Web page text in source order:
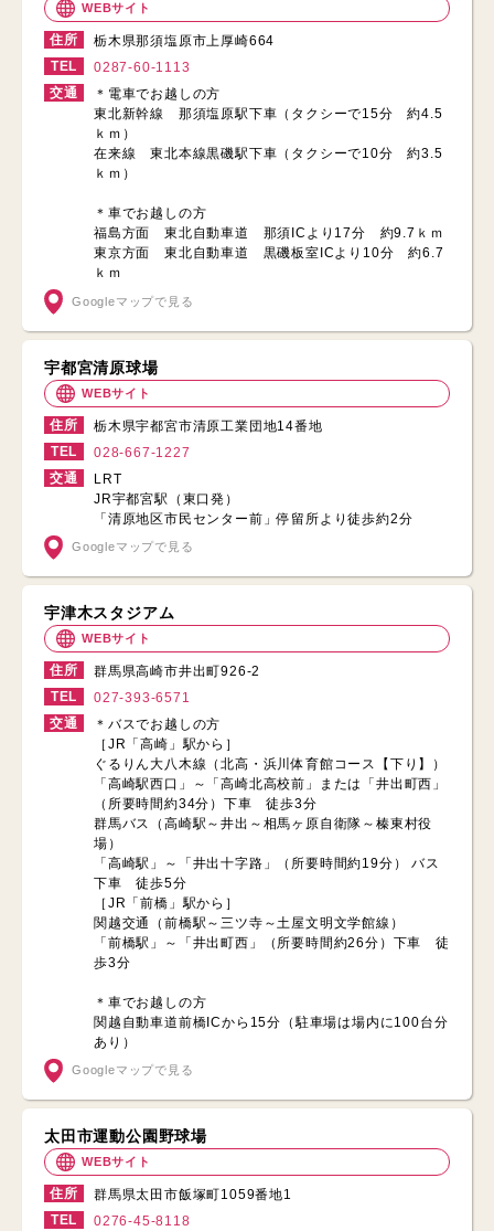
WEBサイト
住所
栃木県那須塩原市上厚崎664
TEL
0287-60-1113
交通
＊電車でお越しの方
東北新幹線 那須塩原駅下車（タクシーで15分 約4.5
ｋｍ）
在来線 東北本線黒磯駅下車（タクシーで10分 約3.5
ｋｍ）
＊車でお越しの方
福島方面 東北自動車道 那須ICより17分 約9.7ｋｍ
東京方面 東北自動車道 黒磯板室ICより10分 約6.7
ｋｍ
Googleマップで見る
宇都宮清原球場
WEBサイト
住所
栃木県宇都宮市清原工業団地14番地
TEL
028-667-1227
交通
LRT
JR宇都宮駅（東口発）
「清原地区市民センター前」停留所より徒歩約2分
Googleマップで見る
宇津木スタジアム
WEBサイト
住所
群馬県高崎市井出町926-2
TEL
027-393-6571
交通
＊バスでお越しの方
［JR「高崎」駅から］
ぐるりん大八木線（北高・浜川体育館コース【下り】）
「高崎駅西口」～「高崎北高校前」または「井出町西」
（所要時間約34分）下車 徒歩3分
群馬バス（高崎駅～井出～相馬ヶ原自衛隊～榛東村役
場）
「高崎駅」～「井出十字路」（所要時間約19分） バス
下車 徒歩5分
［JR「前橋」駅から］
関越交通（前橋駅～三ツ寺～土屋文明文学館線）
「前橋駅」～「井出町西」（所要時間約26分）下車 徒
歩3分
＊車でお越しの方
関越自動車道前橋ICから15分（駐車場は場内に100台分
あり）
Googleマップで見る
太田市運動公園野球場
WEBサイト
住所
群馬県太田市飯塚町1059番地1
TEL
0276-45-8118